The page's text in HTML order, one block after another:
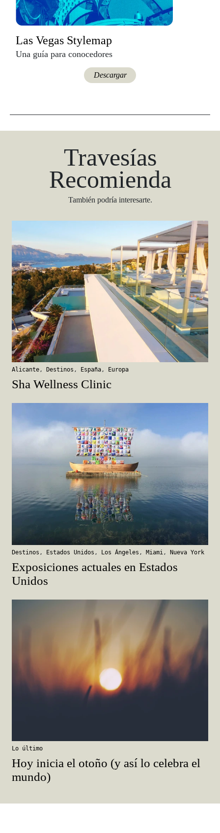
Las Vegas Stylemap
Una guía para conocedores
Descargar
Travesías
Recomienda
También podría interesarte.
Alicante, Destinos , España, Europa
Sha Wellness Clinic
Destinos , Estados Unidos , Los Ángeles , Miami , Nueva York
Exposiciones actuales en Estados
Unidos
Lo último
Hoy inicia el otoño (y así lo celebra el
mundo)